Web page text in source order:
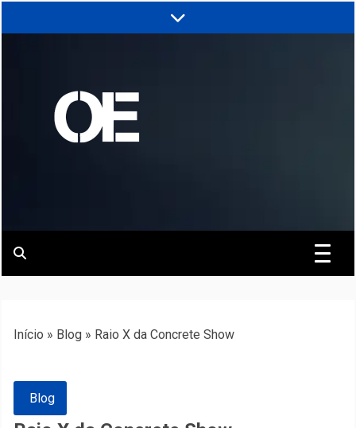
to
Revista | O
Empreiteiro
Início » Blog » Raio X da Concrete Show
Blog